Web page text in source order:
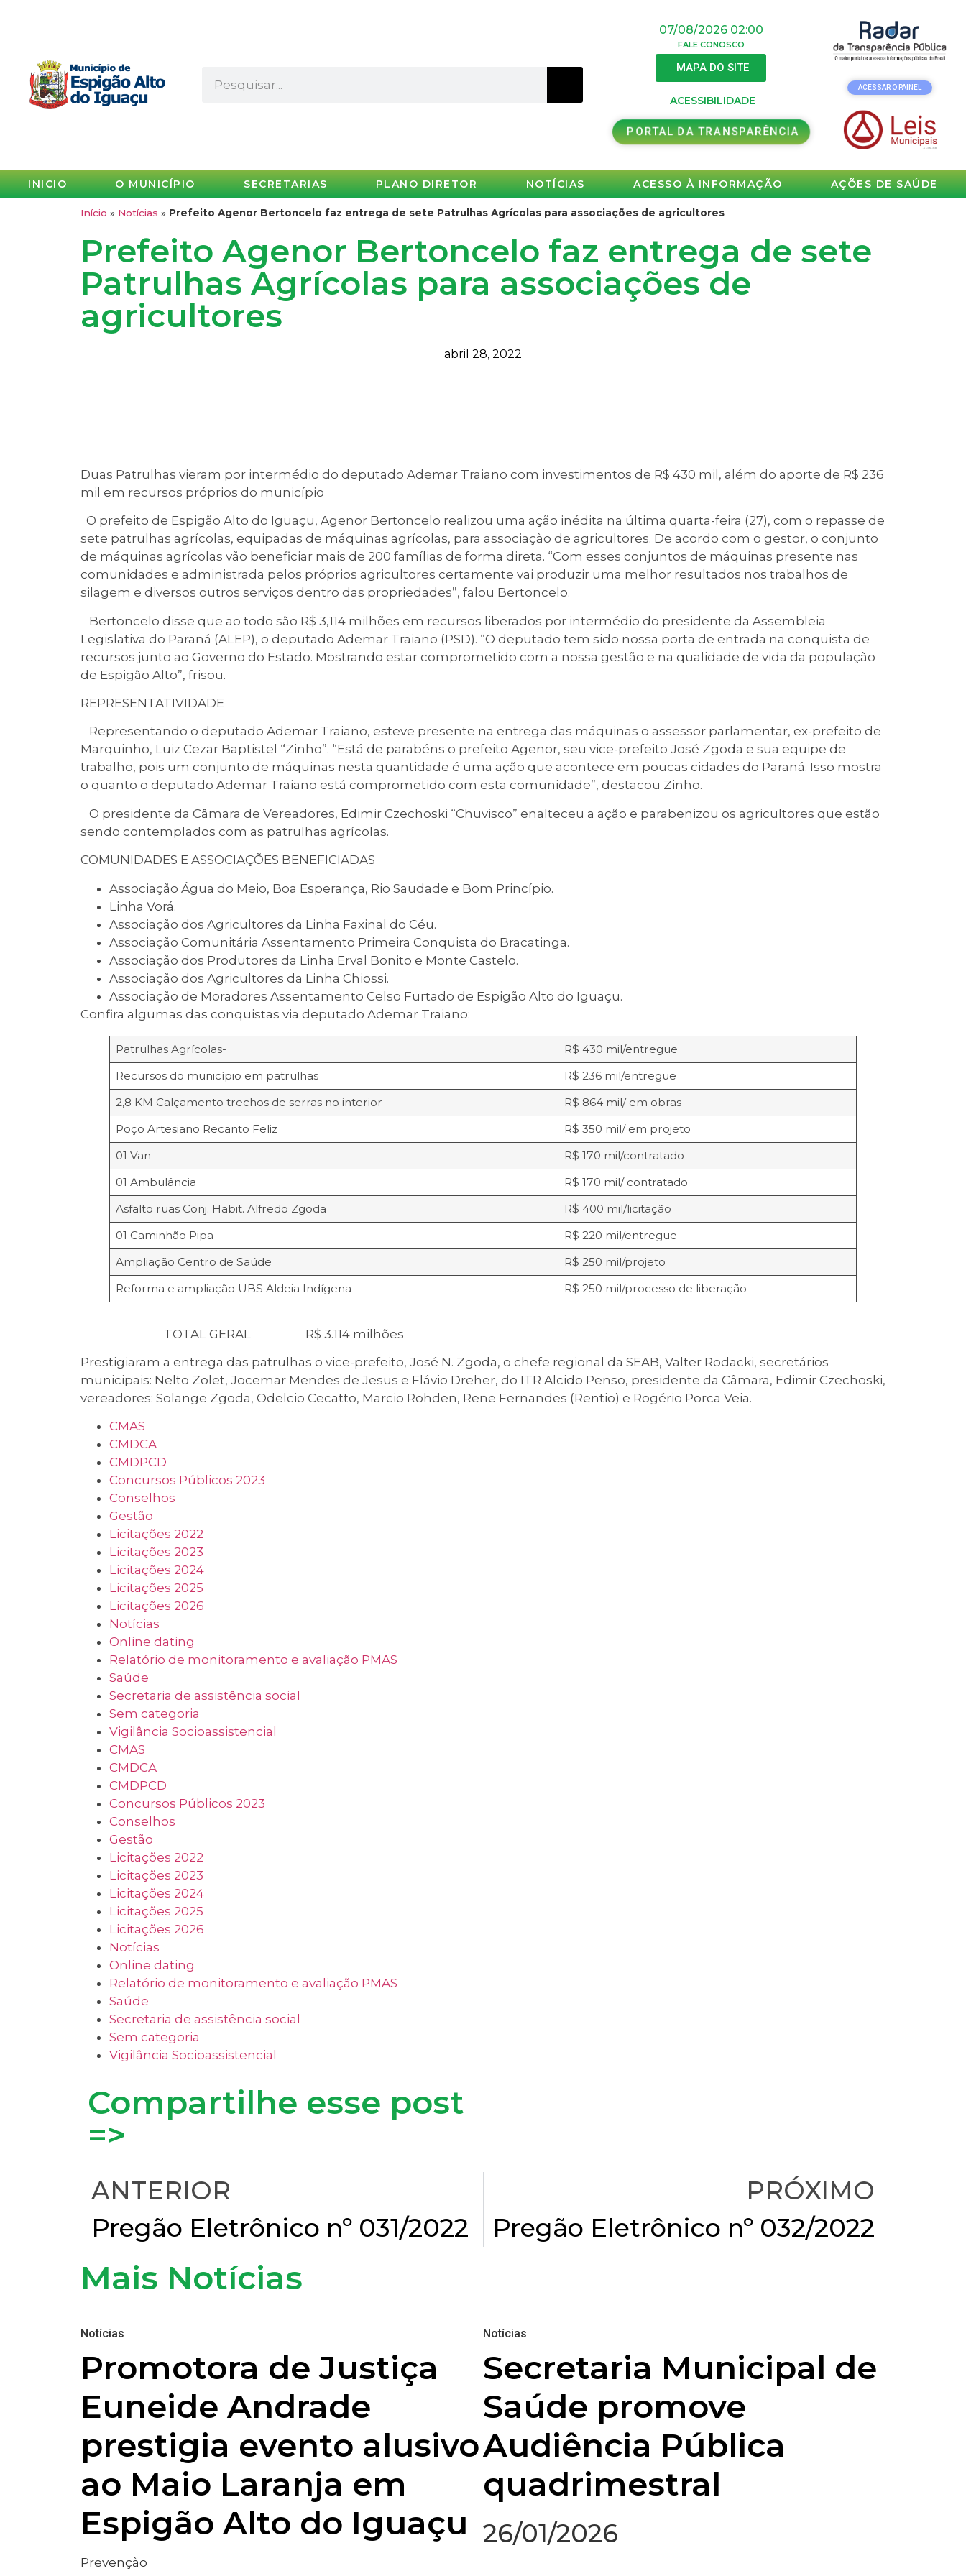
07/08/2026 02:00
FALE CONOSCO
MAPA DO SITE
ACESSIBILIDADE
PORTAL DA TRANSPARÊNCIA
ACESSAR O PAINEL
INICIO O MUNICÍPIO SECRETARIAS PLANO DIRETOR NOTÍCIAS ACESSO À INFORMAÇÃO AÇÕES DE SAÚDE
Início » Notícias » Prefeito Agenor Bertoncelo faz entrega de sete Patrulhas Agrícolas para associações de agricultores
Prefeito Agenor Bertoncelo faz entrega de sete
Patrulhas Agrícolas para associações de
agricultores
abril 28, 2022
Duas Patrulhas vieram por intermédio do deputado Ademar Traiano com investimentos de R$ 430 mil, além do aporte de R$ 236
mil em recursos próprios do município
O prefeito de Espigão Alto do Iguaçu, Agenor Bertoncelo realizou uma ação inédita na última quarta-feira (27), com o repasse de
sete patrulhas agrícolas, equipadas de máquinas agrícolas, para associação de agricultores. De acordo com o gestor, o conjunto
de máquinas agrícolas vão beneficiar mais de 200 famílias de forma direta. “Com esses conjuntos de máquinas presente nas
comunidades e administrada pelos próprios agricultores certamente vai produzir uma melhor resultados nos trabalhos de
silagem e diversos outros serviços dentro das propriedades”, falou Bertoncelo.
Bertoncelo disse que ao todo são R$ 3,114 milhões em recursos liberados por intermédio do presidente da Assembleia
Legislativa do Paraná (ALEP), o deputado Ademar Traiano (PSD). “O deputado tem sido nossa porta de entrada na conquista de
recursos junto ao Governo do Estado. Mostrando estar comprometido com a nossa gestão e na qualidade de vida da população
de Espigão Alto”, frisou.
REPRESENTATIVIDADE
Representando o deputado Ademar Traiano, esteve presente na entrega das máquinas o assessor parlamentar, ex-prefeito de
Marquinho, Luiz Cezar Baptistel “Zinho”. “Está de parabéns o prefeito Agenor, seu vice-prefeito José Zgoda e sua equipe de
trabalho, pois um conjunto de máquinas nesta quantidade é uma ação que acontece em poucas cidades do Paraná. Isso mostra
o quanto o deputado Ademar Traiano está comprometido com esta comunidade”, destacou Zinho.
O presidente da Câmara de Vereadores, Edimir Czechoski “Chuvisco” enalteceu a ação e parabenizou os agricultores que estão
sendo contemplados com as patrulhas agrícolas.
COMUNIDADES E ASSOCIAÇÕES BENEFICIADAS
Associação Água do Meio, Boa Esperança, Rio Saudade e Bom Princípio.
Linha Vorá.
Associação dos Agricultores da Linha Faxinal do Céu.
Associação Comunitária Assentamento Primeira Conquista do Bracatinga.
Associação dos Produtores da Linha Erval Bonito e Monte Castelo.
Associação dos Agricultores da Linha Chiossi.
Associação de Moradores Assentamento Celso Furtado de Espigão Alto do Iguaçu.
Confira algumas das conquistas via deputado Ademar Traiano:
Patrulhas Agrícolas-
R$ 430 mil/entregue
Recursos do município em patrulhas
R$ 236 mil/entregue
2,8 KM Calçamento trechos de serras no interior
R$ 864 mil/ em obras
Poço Artesiano Recanto Feliz
R$ 350 mil/ em projeto
01 Van
R$ 170 mil/contratado
01 Ambulância
R$ 170 mil/ contratado
Asfalto ruas Conj. Habit. Alfredo Zgoda
R$ 400 mil/licitação
01 Caminhão Pipa
R$ 220 mil/entregue
Ampliação Centro de Saúde
R$ 250 mil/projeto
Reforma e ampliação UBS Aldeia Indígena
R$ 250 mil/processo de liberação
TOTAL GERAL R$ 3.114 milhões
Prestigiaram a entrega das patrulhas o vice-prefeito, José N. Zgoda, o chefe regional da SEAB, Valter Rodacki, secretários
municipais: Nelto Zolet, Jocemar Mendes de Jesus e Flávio Dreher, do ITR Alcido Penso, presidente da Câmara, Edimir Czechoski,
vereadores: Solange Zgoda, Odelcio Cecatto, Marcio Rohden, Rene Fernandes (Rentio) e Rogério Porca Veia.
CMAS
CMDCA
CMDPCD
Concursos Públicos 2023
Conselhos
Gestão
Licitações 2022
Licitações 2023
Licitações 2024
Licitações 2025
Licitações 2026
Notícias
Online dating
Relatório de monitoramento e avaliação PMAS
Saúde
Secretaria de assistência social
Sem categoria
Vigilância Socioassistencial
CMAS
CMDCA
CMDPCD
Concursos Públicos 2023
Conselhos
Gestão
Licitações 2022
Licitações 2023
Licitações 2024
Licitações 2025
Licitações 2026
Notícias
Online dating
Relatório de monitoramento e avaliação PMAS
Saúde
Secretaria de assistência social
Sem categoria
Vigilância Socioassistencial
Compartilhe esse post
=>
ANTERIOR
Pregão Eletrônico nº 031/2022
PRÓXIMO
Pregão Eletrônico nº 032/2022
Mais Notícias
Notícias
Promotora de Justiça
Euneide Andrade
prestigia evento alusivo
ao Maio Laranja em
Espigão Alto do Iguaçu
Prevenção
Notícias
Secretaria Municipal de
Saúde promove
Audiência Pública
quadrimestral
26/01/2026